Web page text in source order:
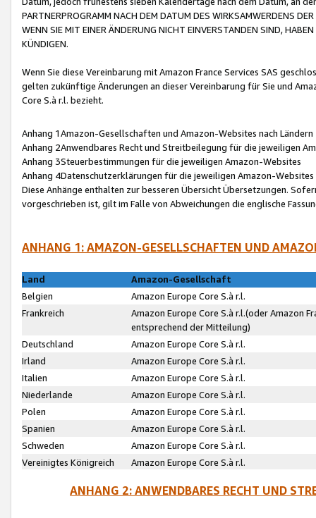
PARTNERPROGRAMM NACH DEM DATUM DES WIRKSAMWERDENS
WENN SIE MIT EINER ÄNDERUNG NICHT EINVERSTANDEN SIND,
KÜNDIGEN.
Wenn Sie diese Vereinbarung mit Amazon France Services SAS
gelten zukünftige Änderungen an dieser Vereinbarung für Sie und
Core S.à r.l. bezieht.
Anhang 1Amazon-Gesellschaften und Amazon-Websites nach Ländern
Anhang 2Anwendbares Recht und Streitbeilegung für die jeweiligen
Anhang 3Steuerbestimmungen für die jeweiligen Amazon-Websites
Anhang 4Datenschutzerklärungen für die jeweiligen Amazon-Websites
Diese Anhänge enthalten zur besseren Übersicht Übersetzungen.
vorgeschrieben ist, gilt im Falle von Abweichungen die englische
ANHANG 1: AMAZON-GESELLSCHAFTEN UND
Land
Amazon-Gesellschaft
Belgien
Amazon Europe Core S.à r.l.
Frankreich
Amazon Europe Core S.à r.l.(oder Amazon
entsprechend der Mitteilung)
Deutschland
Amazon Europe Core S.à r.l.
Irland
Amazon Europe Core S.à r.l.
Italien
Amazon Europe Core S.à r.l.
Niederlande
Amazon Europe Core S.à r.l.
Polen
Amazon Europe Core S.à r.l.
Spanien
Amazon Europe Core S.à r.l.
Schweden
Amazon Europe Core S.à r.l.
Vereinigtes Königreich
Amazon Europe Core S.à r.l.
ANHANG 2: ANWENDBARES RECHT UND